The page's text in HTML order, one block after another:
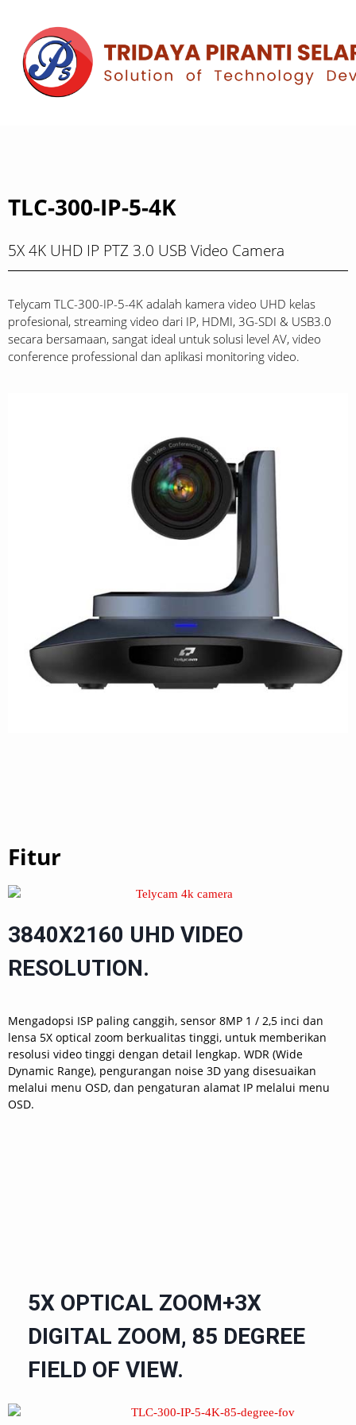
TLC-300-IP-5-4K
5X 4K UHD IP PTZ 3.0 USB Video Camera
Telycam TLC-300-IP-5-4K adalah kamera video UHD kelas
profesional, streaming video dari IP, HDMI, 3G-SDI & USB3.0
secara bersamaan, sangat ideal untuk solusi level AV, video
conference professional dan aplikasi monitoring video.
Fitur
3840X2160 UHD VIDEO
RESOLUTION.
Mengadopsi ISP paling canggih, sensor 8MP 1 / 2,5 inci dan
lensa 5X optical zoom berkualitas tinggi, untuk memberikan
resolusi video tinggi dengan detail lengkap. WDR (Wide
Dynamic Range), pengurangan noise 3D yang disesuaikan
melalui menu OSD, dan pengaturan alamat IP melalui menu
OSD.
5X OPTICAL ZOOM+3X
DIGITAL ZOOM, 85 DEGREE
FIELD OF VIEW.